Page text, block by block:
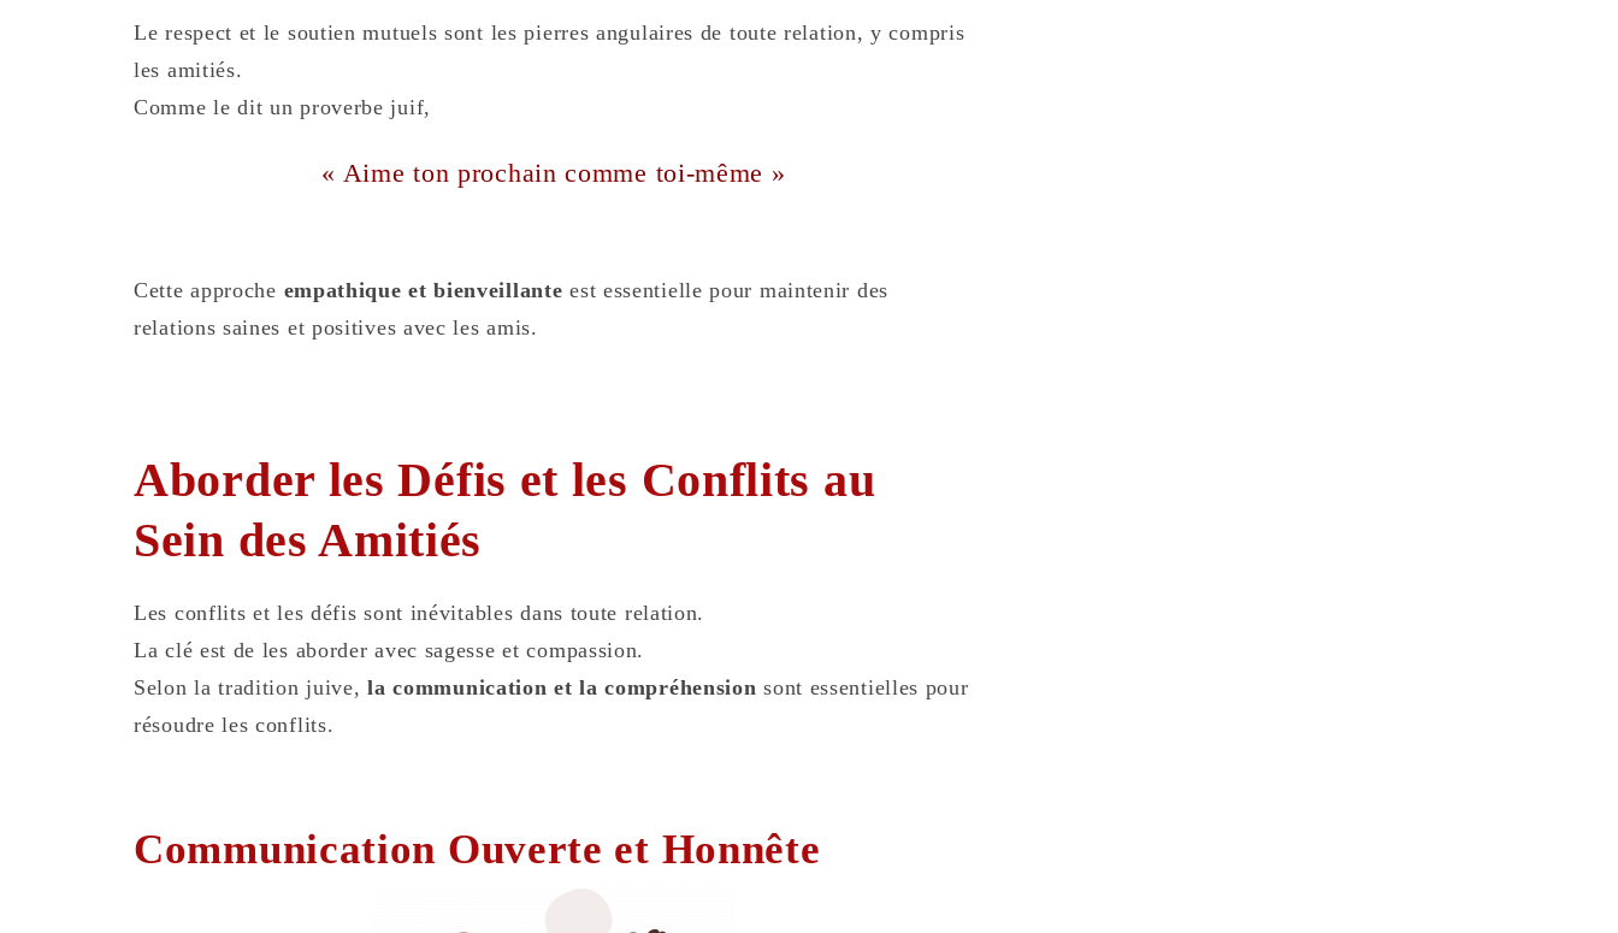
Le respect et le soutien mutuels sont les pierres angulaires de toute relation, y compris
les amitiés.
Comme le dit un proverbe juif,
« Aime ton prochain comme toi-même »
Cette approche empathique et bienveillante est essentielle pour maintenir des
relations saines et positives avec les amis.
Aborder les Défis et les Conflits au
Sein des Amitiés
Les conflits et les défis sont inévitables dans toute relation.
La clé est de les aborder avec sagesse et compassion.
Selon la tradition juive,la communication et la compréhension sont essentielles pour
résoudre les conflits.
Communication Ouverte et Honnête